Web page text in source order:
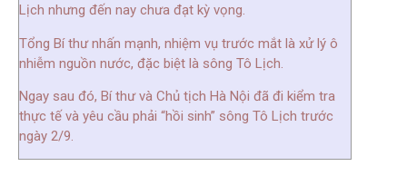
Lịch nhưng đến nay chưa đạt kỳ vọng.
Tổng Bí thư nhấn mạnh, nhiệm vụ trước mắt là xử lý ô
nhiễm nguồn nước, đặc biệt là sông Tô Lịch.
Ngay sau đó, Bí thư và Chủ tịch Hà Nội đã đi kiểm tra
thực tế và yêu cầu phải “hồi sinh” sông Tô Lịch trước
ngày 2/9.